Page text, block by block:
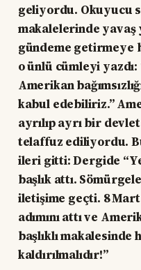
geliyordu. Okuyucu
makalelerinde yavaş
gündeme getirmeye
o ünlü cümleyi
Amerikan
kabul edebiliriz.”
ayrılıp ayrı bir
telaffuz ediliyordu.
ileri gitti: Dergide
başlık attı.
iletişime geçti. 8
adımını attı ve
başlıklı makalesinde
kaldırılmalıdır!”